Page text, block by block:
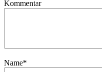
Kommentar
Name*